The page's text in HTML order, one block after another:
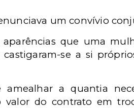
um convívio
que uma
se a si
a quantia
do contrato em